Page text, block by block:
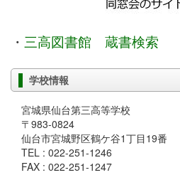
・ 三高図書館 蔵書検索
学校情報
宮城県仙台第三高等学校
〒983-0824
仙台市宮城野区鶴ケ谷1丁目19番
TEL : 022-251-1246
FAX : 022-251-1247